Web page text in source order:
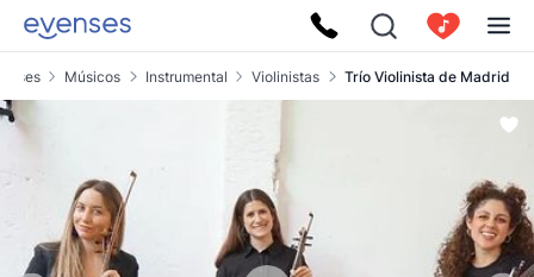
Músicos Instrumental Violinistas Trío Violinista de Madrid